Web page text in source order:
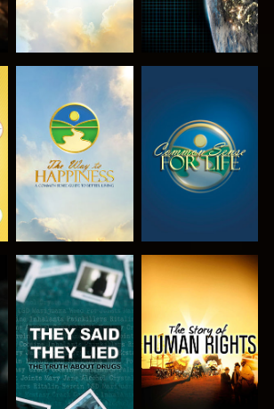
KIJK KIJK
KIJK KIJK